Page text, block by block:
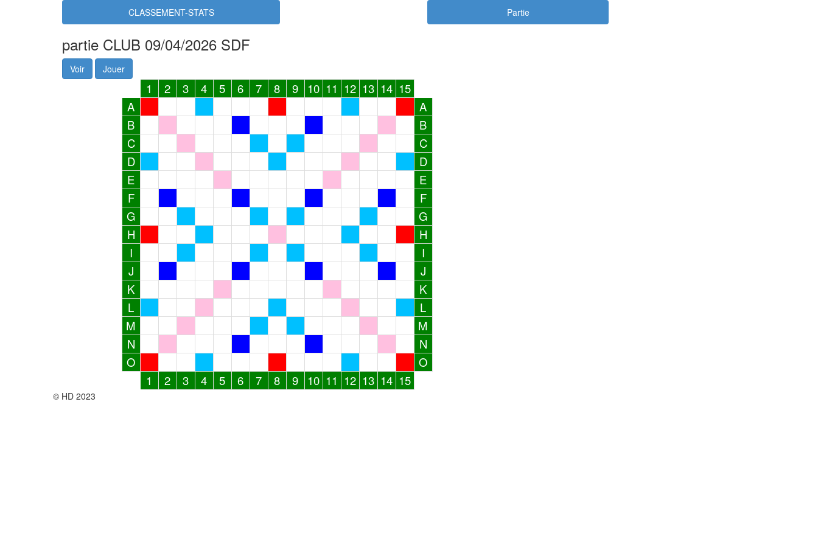
CLASSEMENT-STATS Partie
partie CLUB 09/04/2026 SDF
Voir Jouer
1 2 3 4 5 6 7 8 9 10 11 12 13 14 15
A
A
B
B
C
C
D
D
E
E
F
F
G
G
H
H
I
I
J
J
K
K
L
L
M
M
N
N
O
O
1
2 3 4 5 6 7 8 9 10 11 12 13 14 15
© HD 2023